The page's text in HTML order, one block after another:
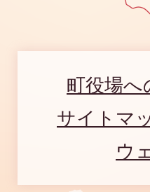
町役場へ
サイトマ
ウ